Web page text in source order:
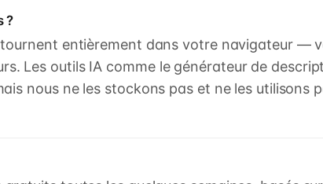
?
entièrement dans votre navigateur —
Les outils IA comme le générateur de
nous ne les stockons pas et ne les utilisons